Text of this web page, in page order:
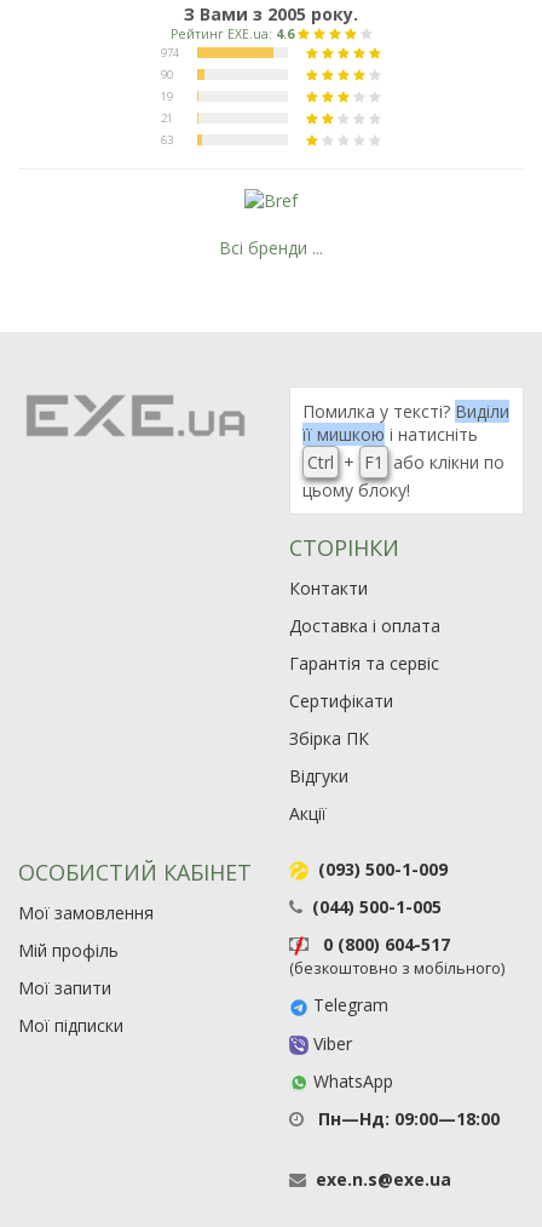
З Вами з 2005 року.
Всі бренди ...
Помилка у тексті? Виділи
її мишкою і натисніть
Ctrl + F1
або клікни по
цьому блоку!
СТОРІНКИ
Контакти
Доставка і оплата
Гарантія та сервіс
Сертифікати
Збірка ПК
Відгуки
Акції
ОСОБИСТИЙ КАБІНЕТ
Мої замовлення
Мій профіль
Мої запити
Мої підписки
(093) 500-1-009
(044) 500-1-005
0 (800) 604-517
(безкоштовно з мобільного)
Telegram
Viber
WhatsApp
Пн—Нд: 09:00—18:00
exe.n.s@exe.ua